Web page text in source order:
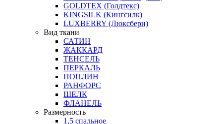
GOLDTEX (Голдтекс)
KINGSILK (Кингсилк)
LUXBERRY (Люксбери)
Вид ткани
САТИН
ЖАККАРД
ТЕНСЕЛЬ
ПЕРКАЛЬ
ПОПЛИН
РАНФОРС
ШЕЛК
ФЛАНЕЛЬ
Размерность
1,5 спальное